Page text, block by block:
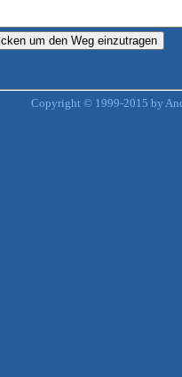
Copyright © 1999-2015 by